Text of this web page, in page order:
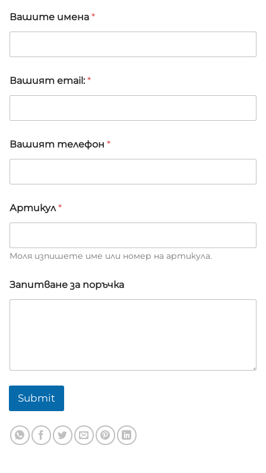
Вашите имена *
Вашият email: *
р
т
л
В
а
и
я
Вашият телефон *
Артикул *
Моля изпишете име или номер на артикула.
Запитване за поръчка
Submit